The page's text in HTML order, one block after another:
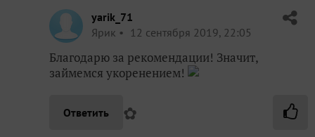
yarik_71
Ярик
12 сентября 2019, 22:05
Благодарю за рекомендации! Значит,
займемся укоренением!
Ответить ✿